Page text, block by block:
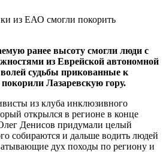
ранее высоту смогли люди с
из Еврейской автономной
судьбы прикованные к
Лазаревскую гору.
из клуба инклюзивного
открылся в регионе в конце
Денисов придумали целый
собираются и дальше водить людей
дух походы по региону и